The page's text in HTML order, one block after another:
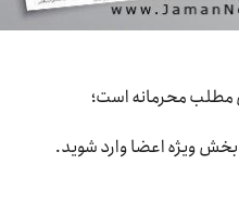
مطلب محرمانه است؛
بخش ویژه اعضا وارد شوید.